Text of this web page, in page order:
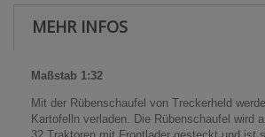
MEHR INFOS
Maßstab 1:32
Mit der Rübenschaufel von Treckerheld
Kartofelln verladen. Die Rübenschaufel wird